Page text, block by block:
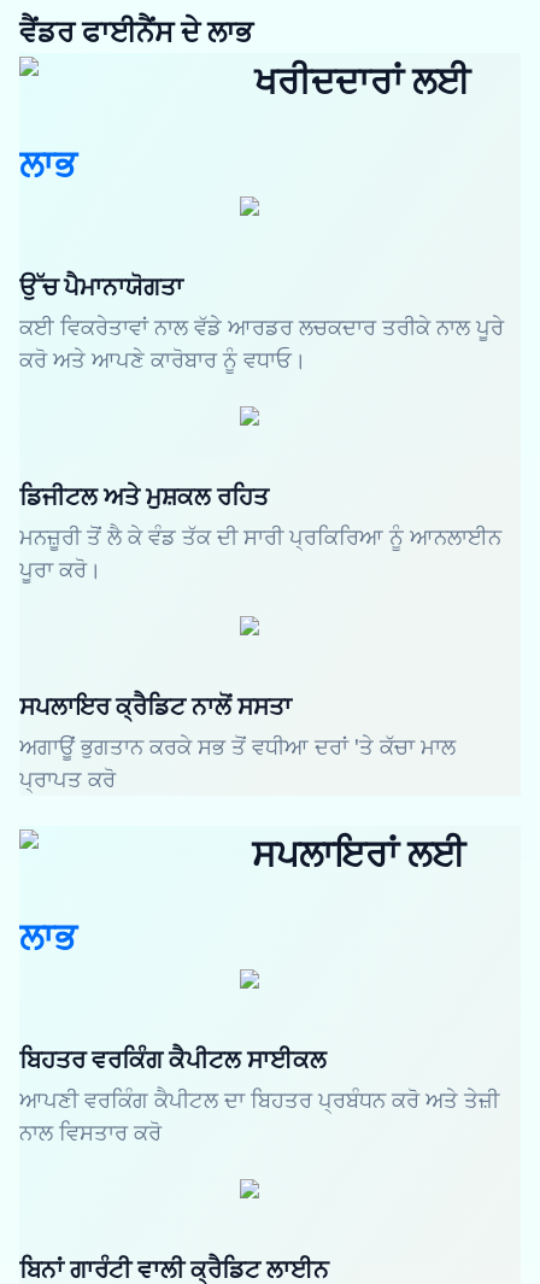
ਵੈਂਡਰ ਫਾਈਨੈਂਸ ਦੇ ਲਾਭ
ਖਰੀਦਦਾਰਾਂ ਲਈ
ਲਾਭ
ਉੱਚ ਪੈਮਾਨਾਯੋਗਤਾ
ਕਈ ਵਿਕਰੇਤਾਵਾਂ ਨਾਲ ਵੱਡੇ ਆਰਡਰ ਲਚਕਦਾਰ ਤਰੀਕੇ ਨਾਲ ਪੂਰੇ
ਕਰੋ ਅਤੇ ਆਪਣੇ ਕਾਰੋਬਾਰ ਨੂੰ ਵਧਾਓ।
ਡਿਜੀਟਲ ਅਤੇ ਮੁਸ਼ਕਲ ਰਹਿਤ
ਮਨਜ਼ੂਰੀ ਤੋਂ ਲੈ ਕੇ ਵੰਡ ਤੱਕ ਦੀ ਸਾਰੀ ਪ੍ਰਕਿਰਿਆ ਨੂੰ ਆਨਲਾਈਨ
ਪੂਰਾ ਕਰੋ।
ਸਪਲਾਇਰ ਕ੍ਰੈਡਿਟ ਨਾਲੋਂ ਸਸਤਾ
ਅਗਾਊਂ ਭੁਗਤਾਨ ਕਰਕੇ ਸਭ ਤੋਂ ਵਧੀਆ ਦਰਾਂ 'ਤੇ ਕੱਚਾ ਮਾਲ
ਪ੍ਰਾਪਤ ਕਰੋ
ਸਪਲਾਇਰਾਂ ਲਈ
ਲਾਭ
ਬਿਹਤਰ ਵਰਕਿੰਗ ਕੈਪੀਟਲ ਸਾਈਕਲ
ਆਪਣੀ ਵਰਕਿੰਗ ਕੈਪੀਟਲ ਦਾ ਬਿਹਤਰ ਪ੍ਰਬੰਧਨ ਕਰੋ ਅਤੇ ਤੇਜ਼ੀ
ਨਾਲ ਵਿਸਤਾਰ ਕਰੋ
ਬਿਨਾਂ ਗਾਰੰਟੀ ਵਾਲੀ ਕ੍ਰੈਡਿਟ ਲਾਈਨ